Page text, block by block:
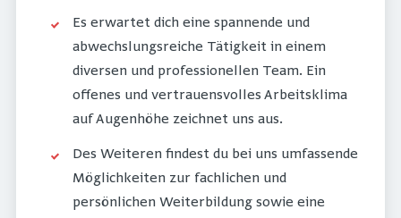
Es erwartet dich eine spannende und
abwechslungsreiche Tätigkeit in einem
diversen und professionellen Team. Ein
offenes und vertrauensvolles Arbeitsklima
auf Augenhöhe zeichnet uns aus.
Des Weiteren findest du bei uns umfassende
Möglichkeiten zur fachlichen und
persönlichen Weiterbildung sowie eine